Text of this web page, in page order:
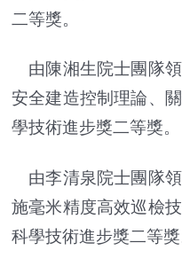
二等獎。
由陳湘生院士團隊
安全建造控制理論、
學技術進步獎二等獎。
由李清泉院士團隊
施毫米精度高效巡檢
科學技術進步獎二等獎